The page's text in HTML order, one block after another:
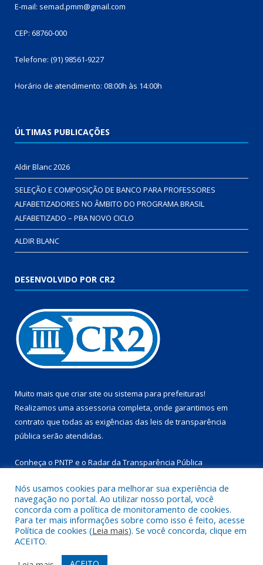
E-mail: semad.pmm@gmail.com
CEP: 68760-000
Telefone: (91) 98561-9227
Horário de atendimento: 08:00h às 14:00h
ÚLTIMAS PUBLICAÇÕES
Aldir Blanc 2026
SELEÇÃO E COMPOSIÇÃO DE BANCO PARA PROFESSORES
ALFABETIZADORES NO ÂMBITO DO PROGRAMA BRASIL
ALFABETIZADO – PBA NOVO CICLO
ALDIR BLANC
DESENVOLVIDO POR CR2
Muito mais que criar site ou sistema para prefeituras!
Realizamos uma assessoria completa, onde garantimos em
contrato que todas as exigências das leis de transparência
pública serão atendidas.
Conheça o PNTP e o Radar da Transparência Pública
Todos os direitos reservados a Prefeitura Municipal de
Marapanim.
Mapa do Site Acessar Área Administrativa
Nós usamos cookies para melhorar sua experiência de
navegação no portal. Ao utilizar nosso portal, você
concorda com a política de monitoramento de cookies.
Para ter mais informações sobre como isso é feito, acesse
Política de cookies (Leia mais). Se você concorda, clique em
ACEITO.